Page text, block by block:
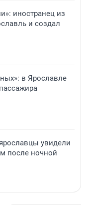
иностранец из
и создал
в Ярославле
увидели
после ночной